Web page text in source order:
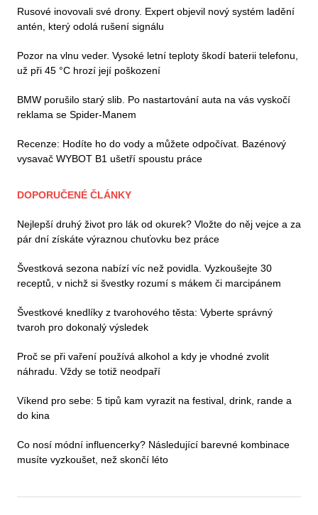
Rusové inovovali své drony. Expert objevil nový systém ladění
antén, který odolá rušení signálu
Pozor na vlnu veder. Vysoké letní teploty škodí baterii telefonu,
už při 45 °C hrozí její poškození
BMW porušilo starý slib. Po nastartování auta na vás vyskočí
reklama se Spider-Manem
Recenze: Hodíte ho do vody a můžete odpočívat. Bazénový
vysavač WYBOT B1 ušetří spoustu práce
DOPORUČENÉ ČLÁNKY
Nejlepší druhý život pro lák od okurek? Vložte do něj vejce a za
pár dní získáte výraznou chuťovku bez práce
Švestková sezona nabízí víc než povidla. Vyzkoušejte 30
receptů, v nichž si švestky rozumí s mákem či marcipánem
Švestkové knedlíky z tvarohového těsta: Vyberte správný
tvaroh pro dokonalý výsledek
Proč se při vaření používá alkohol a kdy je vhodné zvolit
náhradu. Vždy se totiž neodpaří
Víkend pro sebe: 5 tipů kam vyrazit na festival, drink, rande a
do kina
Co nosí módní influencerky? Následující barevné kombinace
musíte vyzkoušet, než skončí léto